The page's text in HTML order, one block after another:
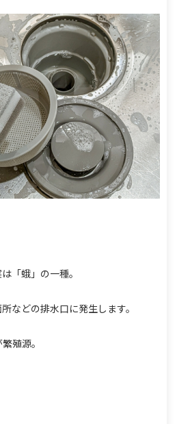
「蛾」の一種。
などの排水口に発生します。
殖源。